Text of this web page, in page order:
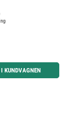
öka eller minska kvantiteten.
KUNDVAGNEN